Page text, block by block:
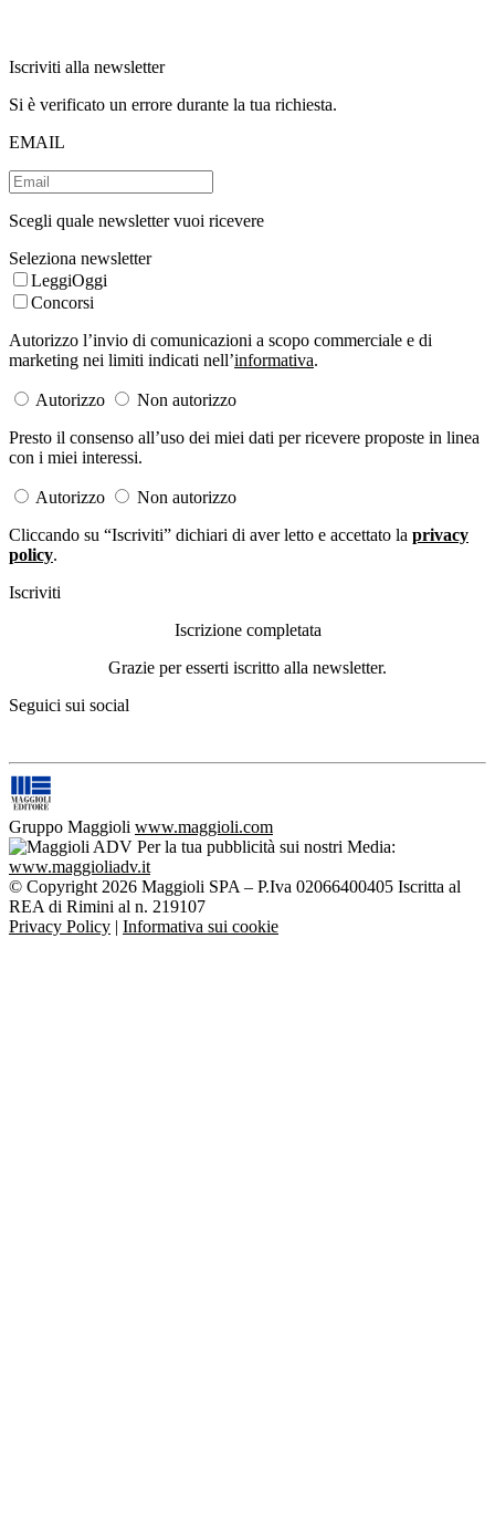
Iscriviti alla newsletter
Si è verificato un errore durante la tua richiesta.
EMAIL
Scegli quale newsletter vuoi ricevere
Seleziona newsletter
LeggiOggi
Concorsi
Autorizzo l’invio di comunicazioni a scopo commerciale e di
marketing nei limiti indicati nell’informativa.
Autorizzo
Non autorizzo
Presto il consenso all’uso dei miei dati per ricevere proposte in linea
con i miei interessi.
Autorizzo
Non autorizzo
Cliccando su “Iscriviti” dichiari di aver letto e accettato la privacy
policy.
Iscriviti
Iscrizione completata
Grazie per esserti iscritto alla newsletter.
Seguici sui social
Gruppo Maggioli www.maggioli.com
Per la tua pubblicità sui nostri Media:
www.maggioliadv.it
© Copyright 2026 Maggioli SPA – P.Iva 02066400405 Iscritta al
REA di Rimini al n. 219107
Privacy Policy | Informativa sui cookie